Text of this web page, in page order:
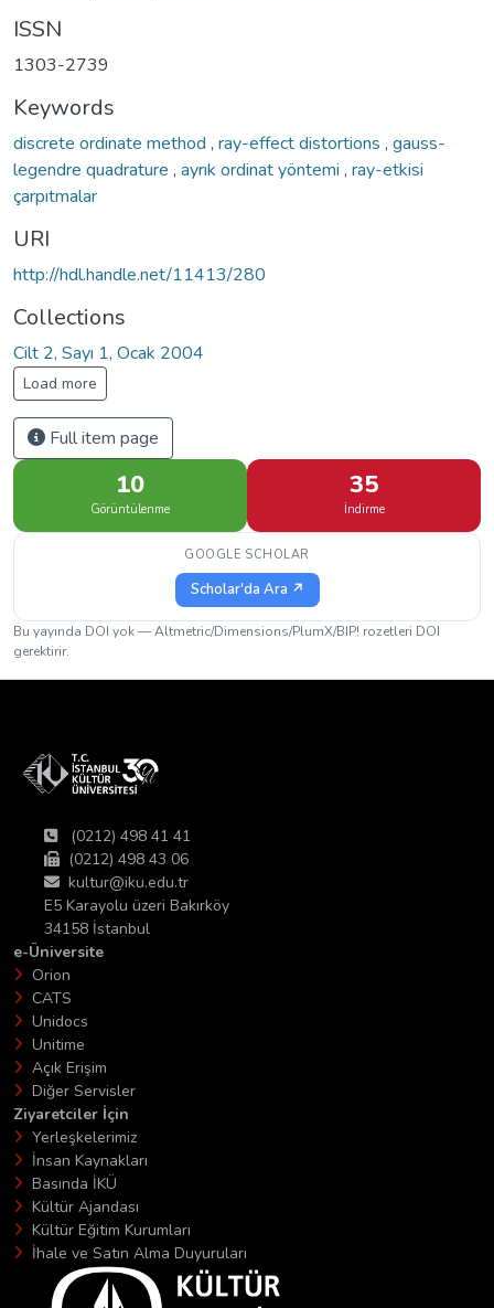
ISSN
1303-2739
Keywords
discrete ordinate method , ray-effect distortions , gauss-
legendre quadrature , ayrık ordinat yöntemi , ray-etkisi
çarpıtmalar
URI
http://hdl.handle.net/11413/280
Collections
Cilt 2, Sayı 1, Ocak 2004
Load more
Full item page
10
Görüntülenme
35
İndirme
GOOGLE SCHOLAR
Scholar'da Ara ↗
Bu yayında DOI yok — Altmetric/Dimensions/PlumX/BIP! rozetleri DOI
gerektirir.
(0212) 498 41 41
(0212) 498 43 06
kultur@iku.edu.tr
E5 Karayolu üzeri Bakırköy
34158 İstanbul
e-Üniversite
Orion
CATS
Unidocs
Unitime
Açık Erişim
Diğer Servisler
Ziyaretciler İçin
Yerleşkelerimiz
İnsan Kaynakları
Basında İKÜ
Kültür Ajandası
Kültür Eğitim Kurumları
İhale ve Satın Alma Duyuruları